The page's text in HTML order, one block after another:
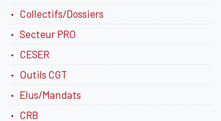
Collectifs/Dossiers
Secteur PRO
CESER
Outils CGT
Elus/Mandats
CRB